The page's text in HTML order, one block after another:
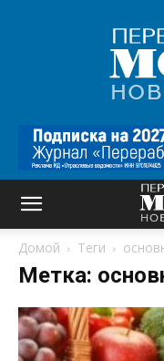
Домой Теги
Метка: